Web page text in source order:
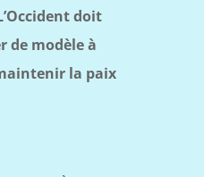
doit
de modèle à
la paix